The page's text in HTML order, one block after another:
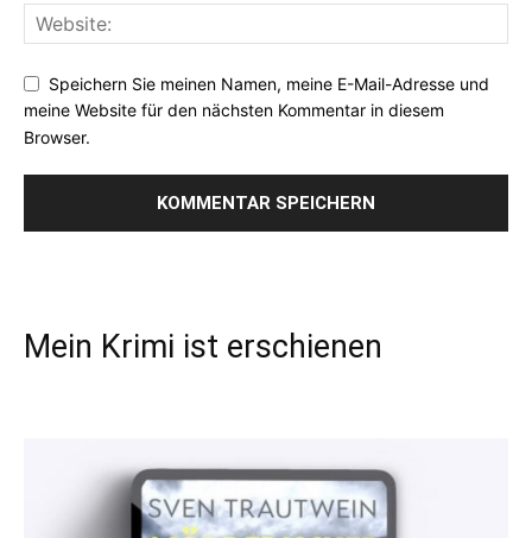
Speichern Sie meinen Namen, meine E-Mail-Adresse und
meine Website für den nächsten Kommentar in diesem
Browser.
Mein Krimi ist erschienen